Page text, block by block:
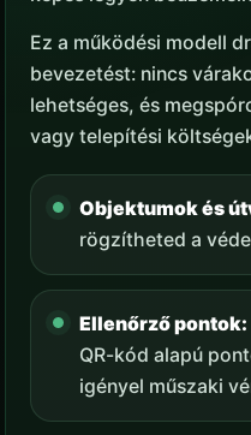
Ez a működési modell
bevezetést: nincs
lehetséges, és
vagy telepítési
Objektumok és
rögzítheted a
Ellenőrző pontok:
QR-kód alapú
igényel műszaki